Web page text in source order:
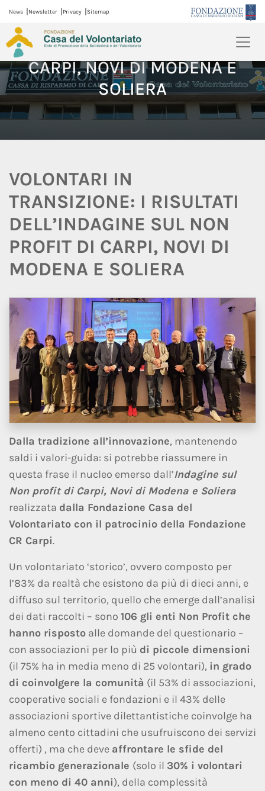
News |Newsletter |Privacy |Sitemap
INDAGINE SUL NON PROFIT DI
CARPI, NOVI DI MODENA E
SOLIERA
VOLONTARI IN
TRANSIZIONE: I RISULTATI
DELL’INDAGINE SUL NON
PROFIT DI CARPI, NOVI DI
MODENA E SOLIERA
Dalla tradizione all’innovazione, mantenendo
saldi i valori-guida: si potrebbe riassumere in
questa frase il nucleo emerso dall’Indagine sul
Non profit di Carpi, Novi di Modena e Soliera
realizzata dalla Fondazione Casa del
Volontariato con il patrocinio della Fondazione
CR Carpi.
Un volontariato ‘storico’, ovvero composto per
l’83% da realtà che esistono da più di dieci anni, e
diffuso sul territorio, quello che emerge dall’analisi
dei dati raccolti – sono 106 gli enti Non Profit che
hanno risposto alle domande del questionario –
con associazioni per lo più di piccole dimensioni
(il 75% ha in media meno di 25 volontari), in grado
di coinvolgere la comunità (il 53% di associazioni,
cooperative sociali e fondazioni e il 43% delle
associazioni sportive dilettantistiche coinvolge ha
almeno cento cittadini che usufruiscono dei servizi
offerti) , ma che deve affrontare le sfide del
ricambio generazionale (solo il 30% i volontari
con meno di 40 anni), della complessità